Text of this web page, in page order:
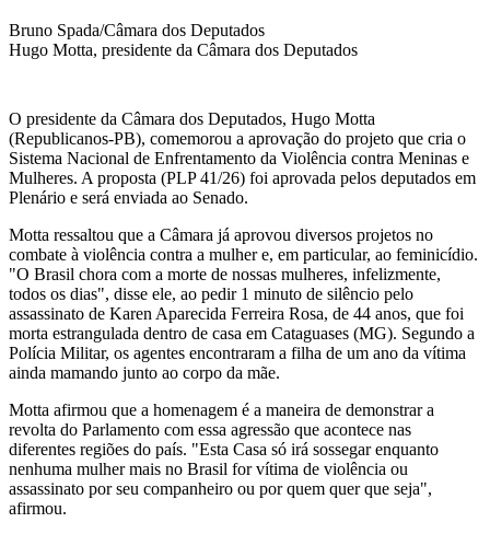
Bruno Spada/Câmara dos Deputados
Hugo Motta, presidente da Câmara dos Deputados
O presidente da Câmara dos Deputados, Hugo Motta
(Republicanos-PB), comemorou a aprovação do projeto que cria o
Sistema Nacional de Enfrentamento da Violência contra Meninas e
Mulheres. A proposta (PLP 41/26) foi aprovada pelos deputados em
Plenário e será enviada ao Senado.
Motta ressaltou que a Câmara já aprovou diversos projetos no
combate à violência contra a mulher e, em particular, ao feminicídio.
"O Brasil chora com a morte de nossas mulheres, infelizmente,
todos os dias", disse ele, ao pedir 1 minuto de silêncio pelo
assassinato de Karen Aparecida Ferreira Rosa, de 44 anos, que foi
morta estrangulada dentro de casa em Cataguases (MG). Segundo a
Polícia Militar, os agentes encontraram a filha de um ano da vítima
ainda mamando junto ao corpo da mãe.
Motta afirmou que a homenagem é a maneira de demonstrar a
revolta do Parlamento com essa agressão que acontece nas
diferentes regiões do país. "Esta Casa só irá sossegar enquanto
nenhuma mulher mais no Brasil for vítima de violência ou
assassinato por seu companheiro ou por quem quer que seja",
afirmou.